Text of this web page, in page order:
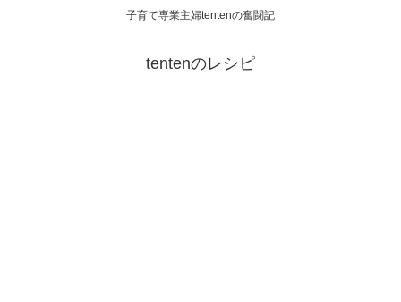
子育て専業主婦tentenの奮闘記
tentenのレシピ